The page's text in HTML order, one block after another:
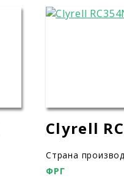
Clyrell
Страна
ФРГ